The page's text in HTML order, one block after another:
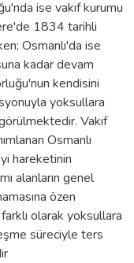
ise vakıf kurumu
1834 tarihli
Osmanlı'da ise
kadar devam
kendisini
yoksullara
Vakıf
Osmanlı
hareketinin
alanların genel
özen
olarak yoksullara
süreciyle ters